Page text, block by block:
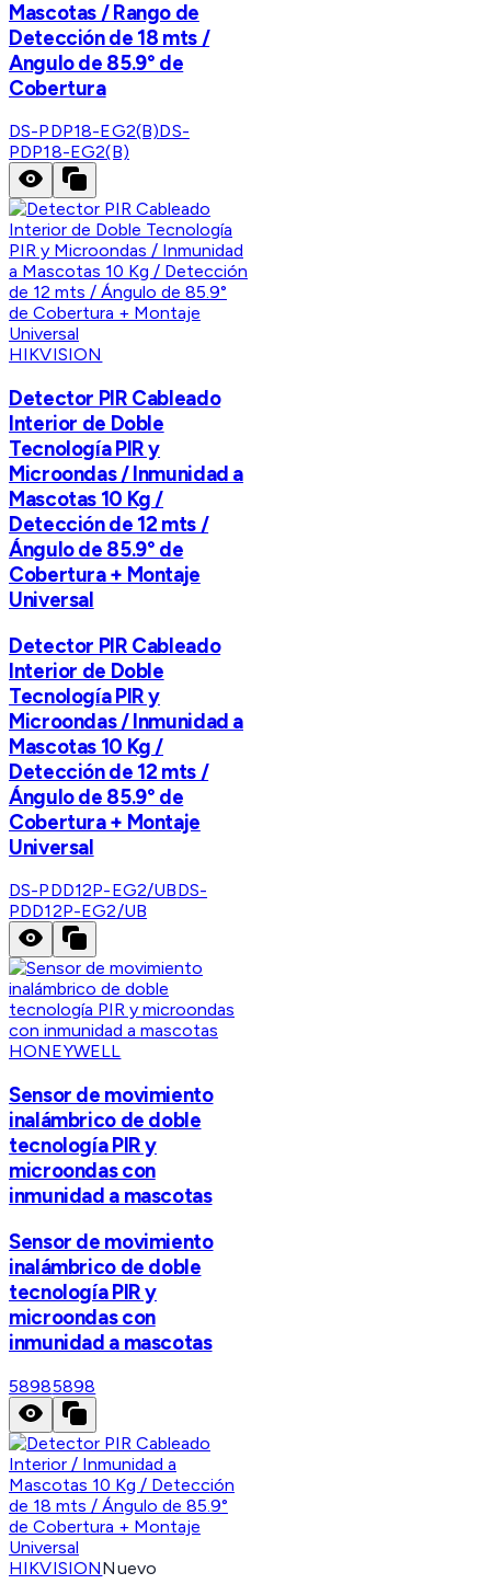
Mascotas / Rango de
Detección de 18 mts /
Angulo de 85.9° de
Cobertura
DS-PDP18-EG2(B)DS-
PDP18-EG2(B)
HIKVISION
Detector PIR Cableado
Interior de Doble
Tecnología PIR y
Microondas / Inmunidad a
Mascotas 10 Kg /
Detección de 12 mts /
Ángulo de 85.9° de
Cobertura + Montaje
Universal
Detector PIR Cableado
Interior de Doble
Tecnología PIR y
Microondas / Inmunidad a
Mascotas 10 Kg /
Detección de 12 mts /
Ángulo de 85.9° de
Cobertura + Montaje
Universal
DS-PDD12P-EG2/UBDS-
PDD12P-EG2/UB
HONEYWELL
Sensor de movimiento
inalámbrico de doble
tecnología PIR y
microondas con
inmunidad a mascotas
Sensor de movimiento
inalámbrico de doble
tecnología PIR y
microondas con
inmunidad a mascotas
58985898
HIKVISIONNuevo